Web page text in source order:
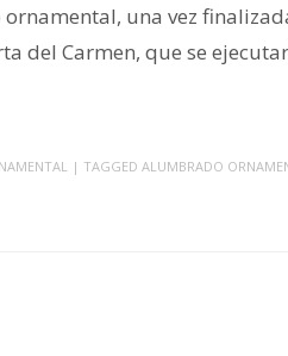
una vez
del Carmen, que se
| TAGGED ALUMBRADO